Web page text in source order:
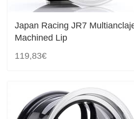
Japan Racing JR7
Machined Lip
119,83€